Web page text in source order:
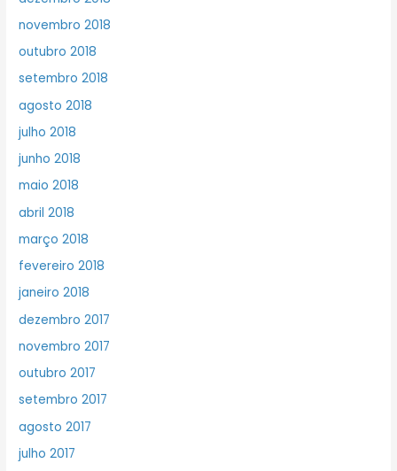
novembro 2018
outubro 2018
setembro 2018
agosto 2018
julho 2018
junho 2018
maio 2018
abril 2018
março 2018
fevereiro 2018
janeiro 2018
dezembro 2017
novembro 2017
outubro 2017
setembro 2017
agosto 2017
julho 2017